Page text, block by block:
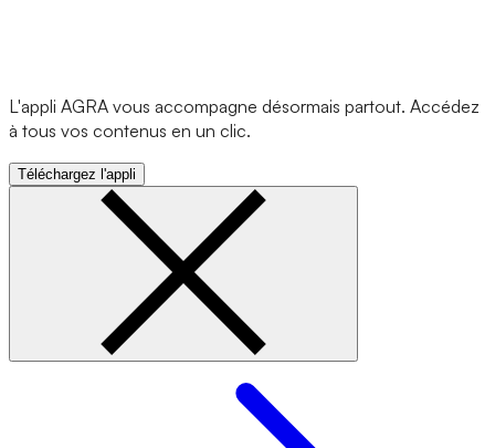
L'appli AGRA vous accompagne désormais partout. Accédez
à tous vos contenus en un clic.
Téléchargez l'appli